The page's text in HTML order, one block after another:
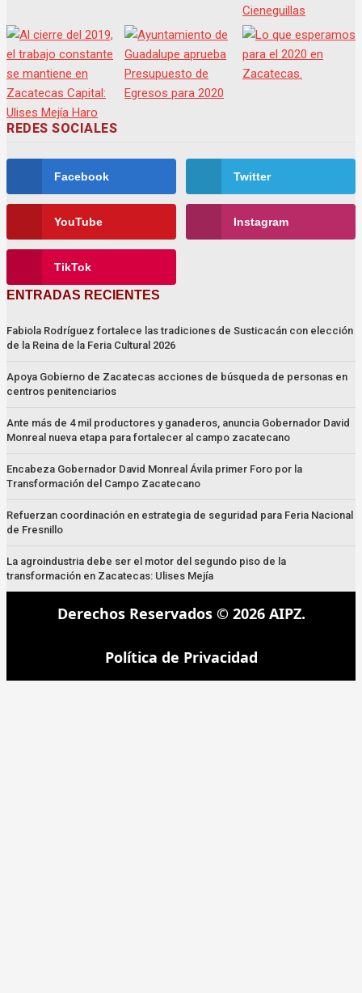
REDES SOCIALES
Facebook Twitter
YouTube Instagram
TikTok
ENTRADAS RECIENTES
Fabiola Rodríguez fortalece las tradiciones de Susticacán con elección
de la Reina de la Feria Cultural 2026
Apoya Gobierno de Zacatecas acciones de búsqueda de personas en
centros penitenciarios
Ante más de 4 mil productores y ganaderos, anuncia Gobernador David
Monreal nueva etapa para fortalecer al campo zacatecano
Encabeza Gobernador David Monreal Ávila primer Foro por la
Transformación del Campo Zacatecano
Refuerzan coordinación en estrategia de seguridad para Feria Nacional
de Fresnillo
La agroindustria debe ser el motor del segundo piso de la
transformación en Zacatecas: Ulises Mejía
Derechos Reservados © 2026 AIPZ.
Política de Privacidad